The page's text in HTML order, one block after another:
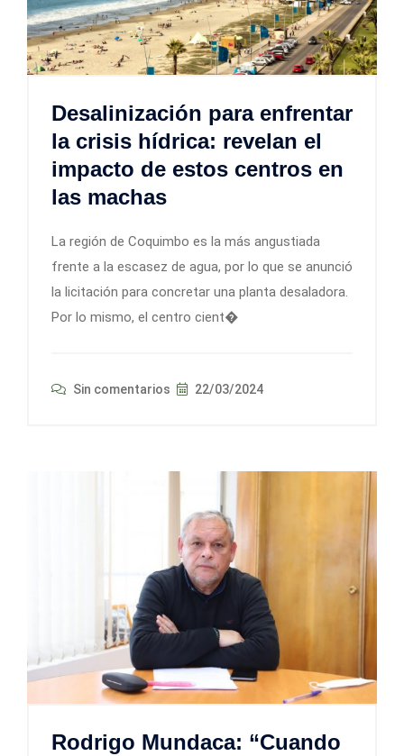
Desalinización para enfrentar
la crisis hídrica: revelan el
impacto de estos centros en
las machas
La región de Coquimbo es la más angustiada
frente a la escasez de agua, por lo que se anunció
la licitación para concretar una planta desaladora.
Por lo mismo, el centro cient�
Sin comentarios 22/03/2024
Rodrigo Mundaca: “Cuando